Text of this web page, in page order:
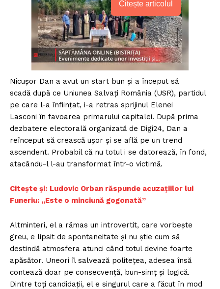
Citește articolul
Nicușor Dan a avut un start bun și a început să
scadă după ce Uniunea Salvați România (USR), partidul
pe care l-a înființat, i-a retras sprijinul Elenei
Lasconi în favoarea primarului capitalei. După prima
dezbatere electorală organizată de Digi24, Dan a
reînceput să crească ușor și se află pe un trend
ascendent. Probabil că nu totul i se datorează, în fond,
atacându-l l-au transformat într-o victimă.
Citește și: Ludovic Orban răspunde acuzațiilor lui
Funeriu: „Este o minciună gogonată”
Altminteri, el a rămas un introvertit, care vorbește
greu, e lipsit de spontaneitate și nu știe cum să
destindă atmosfera atunci când totul devine foarte
apăsător. Uneori îl salvează politețea, adesea însă
contează doar pe consecvență, bun-simț și logică.
Dintre toți candidații, el e singurul care a făcut în mod